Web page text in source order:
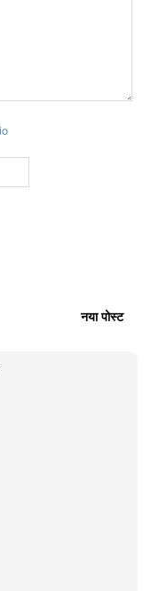
नया पोस्ट